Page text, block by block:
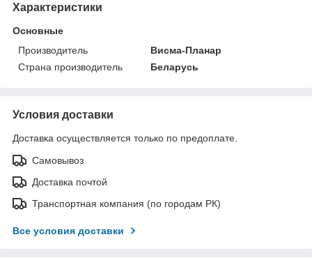
Характеристики
Основные
Производитель
Висма-Планар
Страна производитель
Беларусь
Условия доставки
Доставка осуществляется только по предоплате.
Самовывоз
Доставка почтой
Транспортная компания (по городам РК)
Все условия доставки